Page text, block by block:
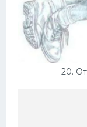
20.